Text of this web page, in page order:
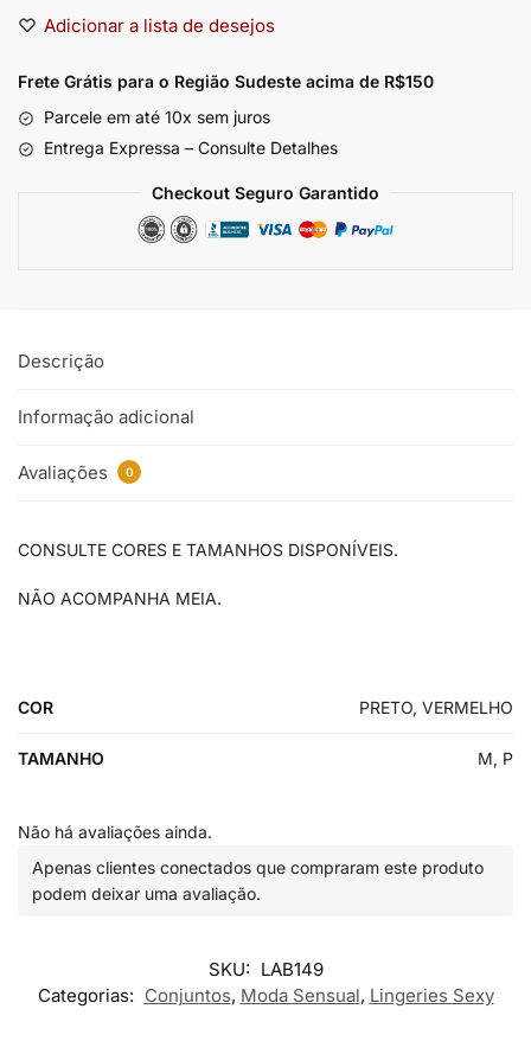
Adicionar a lista de desejos
Frete Grátis para o Região Sudeste acima de R$150
Parcele em até 10x sem juros
Entrega Expressa – Consulte Detalhes
Checkout Seguro Garantido
Descrição
Informação adicional
Avaliações 0
CONSULTE CORES E TAMANHOS DISPONÍVEIS.
NÃO ACOMPANHA MEIA.
COR PRETO, VERMELHO
TAMANHO M, P
Não há avaliações ainda.
Apenas clientes conectados que compraram este produto
podem deixar uma avaliação.
SKU: LAB149
Categorias: Conjuntos, Moda Sensual, Lingeries Sexy